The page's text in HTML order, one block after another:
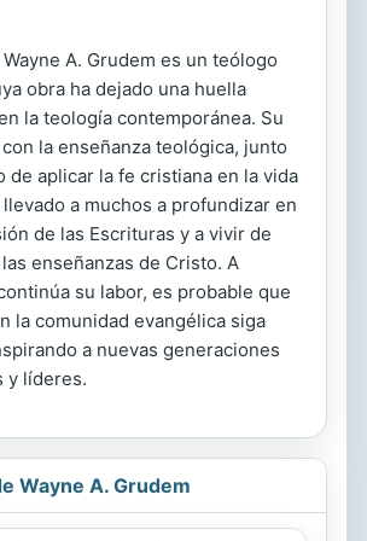
A. Grudem es un teólogo
obra ha dejado una huella
la teología contemporánea. Su
la enseñanza teológica, junto
de aplicar la fe cristiana en la vida
a muchos a profundizar en
de las Escrituras y a vivir de
enseñanzas de Cristo. A
su labor, es probable que
la comunidad evangélica siga
a nuevas generaciones
y líderes.
Wayne A. Grudem